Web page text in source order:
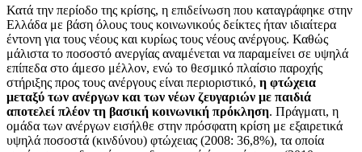
Κατά την περίοδο της κρίσης, η επιδείνωση που καταγράφηκε στην
Ελλάδα με βάση όλους τους κοινωνικούς δείκτες ήταν ιδιαίτερα
έντονη για τους νέους και κυρίως τους νέους ανέργους. Καθώς
μάλιστα το ποσοστό ανεργίας αναμένεται να παραμείνει σε υψηλά
επίπεδα στο άμεσο μέλλον, ενώ το θεσμικό πλαίσιο παροχής
στήριξης προς τους ανέργους είναι περιοριστικό, η φτώχεια
μεταξύ των ανέργων και των νέων ζευγαριών με παιδιά
αποτελεί πλέον τη βασική κοινωνική πρόκληση. Πράγματι, η
ομάδα των ανέργων εισήλθε στην πρόσφατη κρίση με εξαιρετικά
υψηλά ποσοστά (κινδύνου) φτώχειας (2008: 36,8%), τα οποία